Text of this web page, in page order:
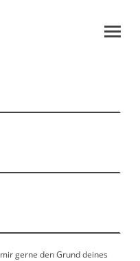
gerne den Grund deines